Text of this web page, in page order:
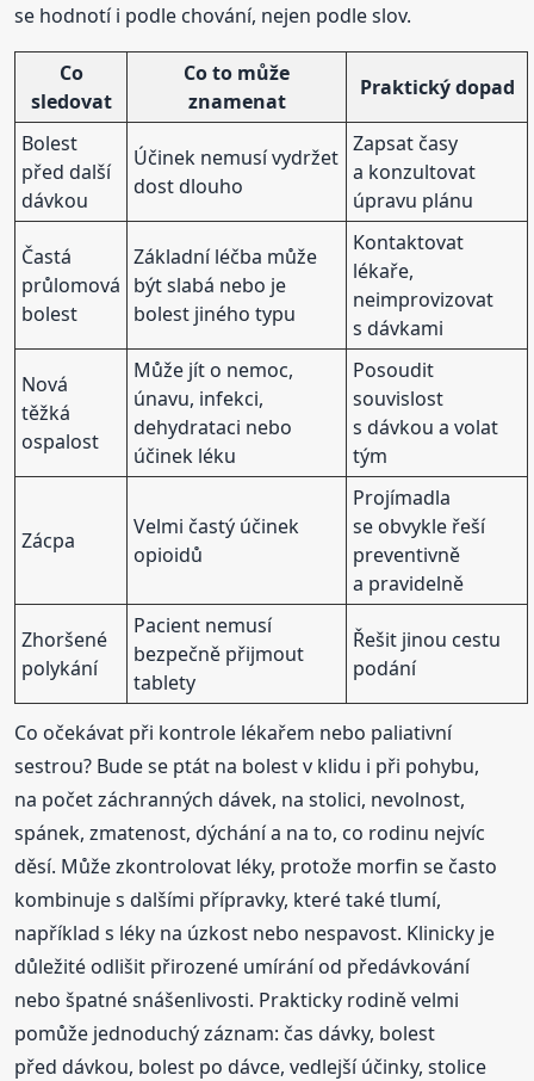
se hodnotí i podle chování, nejen podle slov.
Co
sledovat
Co to může
znamenat
Praktický dopad
Bolest
před další
dávkou
Účinek nemusí vydržet
dost dlouho
Zapsat časy
a konzultovat
úpravu plánu
Častá
průlomová
bolest
Základní léčba může
být slabá nebo je
bolest jiného typu
Kontaktovat
lékaře,
neimprovizovat
s dávkami
Nová
těžká
ospalost
Může jít o nemoc,
únavu, infekci,
dehydrataci nebo
účinek léku
Posoudit
souvislost
s dávkou a volat
tým
Zácpa
Velmi častý účinek
opioidů
Projímadla
se obvykle řeší
preventivně
a pravidelně
Zhoršené
polykání
Pacient nemusí
bezpečně přijmout
tablety
Řešit jinou cestu
podání
Co očekávat při kontrole lékařem nebo paliativní
sestrou? Bude se ptát na bolest v klidu i při pohybu,
na počet záchranných dávek, na stolici, nevolnost,
spánek, zmatenost, dýchání a na to, co rodinu nejvíc
děsí. Může zkontrolovat léky, protože morfin se často
kombinuje s dalšími přípravky, které také tlumí,
například s léky na úzkost nebo nespavost. Klinicky je
důležité odlišit přirozené umírání od předávkování
nebo špatné snášenlivosti. Prakticky rodině velmi
pomůže jednoduchý záznam: čas dávky, bolest
před dávkou, bolest po dávce, vedlejší účinky, stolice